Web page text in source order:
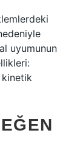
uyumunun
kinetik